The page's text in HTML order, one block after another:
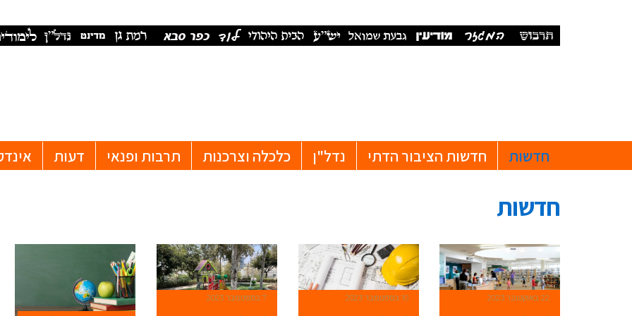
חדשות חדשות הציבור הדתי נדל"ן כלכלה וצרכנות תרבות ופנאי דעות
חדשות
22 באוקטובר 2023 10 בספטמבר 2023 7 בספטמבר 2023